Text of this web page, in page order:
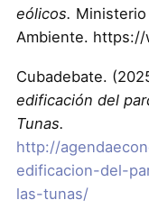
eólicos.
Ambiente.
Cubadebate.
edificación del
Tunas.
http://
edificacion-del-
las-tunas/